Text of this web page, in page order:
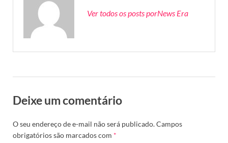
Ver todos os posts porNews Era
Deixe um comentário
O seu endereço de e-mail não será publicado.Campos
obrigatórios são marcados com *